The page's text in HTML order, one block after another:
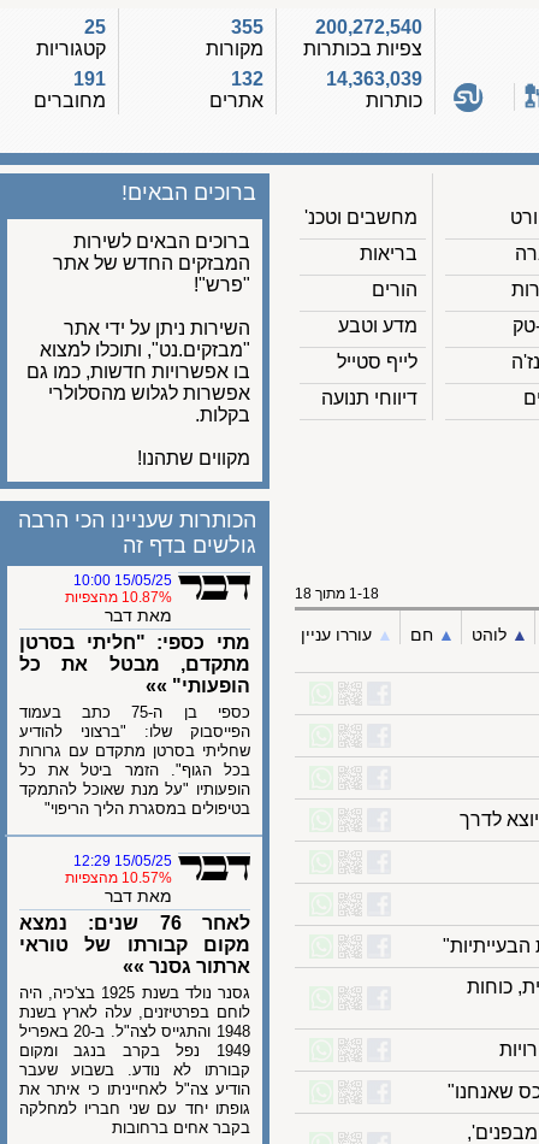
200,272,540
צפיות בכותרות
14,363,039
כותרות
355
מקורות
132
אתרים
קטגוריות
191
מחוברים
מחשבים וטכנ'
בריאות
הורים
מדע וטבע
לייף סטייל
דיווחי תנועה
ברוכים הבאים!
ברוכים הבאים לשירות
המבזקים החדש של אתר
"פרש"!
השירות ניתן על ידי אתר
"מבזקים.נט", ותוכלו למצוא
בו אפשרויות חדשות, כמו גם
אפשרות לגלוש מהסלולרי
בקלות.
מקווים שתהנו!
1-18 מתוך 18
לוהט ▲︎ חם ▲︎ עוררו עניין
לדרך
כוחות
הכותרות שעניינו הכי הרבה
גולשים בדף זה
15/05/25 10:00
10.87% מהצפיות
מאת דבר
מתי כספי: "חליתי בסרטן
מתקדם, מבטל את כל
הופעותי" »»
כספי בן ה-75 כתב בעמוד
הפייסבוק שלו: "ברצוני להודיע
שחליתי בסרטן מתקדם עם גרורות
בכל הגוף". הזמר ביטל את כל
הופעותיו "על מנת שאוכל להתמקד
בטיפולים במסגרת הליך הריפוי"
15/05/25 12:29
10.57% מהצפיות
מאת דבר
לאחר 76 שנים: נמצא
מקום קבורתו של טוראי
ארתור גסנר »»
גסנר נולד בשנת 1925 בצ'כיה, היה
לוחם בפרטיזנים, עלה לארץ בשנת
1948 והתגייס לצה"ל. ב-20 באפריל
1949 נפל בקרב בנגב ומקום
קבורתו לא נודע. בשבוע שעבר
הודיע צה"ל לאחייניתו כי איתר את
גופתו יחד עם שני חבריו למחלקה
בקבר אחים ברחובות